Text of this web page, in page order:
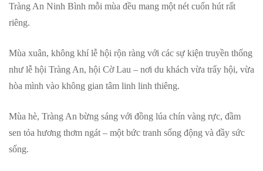
Tràng An Ninh Bình mỗi mùa đều mang một nét cuốn hút rất
riêng.
Mùa xuân, không khí lễ hội rộn ràng với các sự kiện truyền thống
như lễ hội Tràng An, hội Cờ Lau – nơi du khách vừa trẩy hội, vừa
hòa mình vào không gian tâm linh linh thiêng.
Mùa hè, Tràng An bừng sáng với đồng lúa chín vàng rực, đầm
sen tỏa hương thơm ngát – một bức tranh sống động và đầy sức
sống.